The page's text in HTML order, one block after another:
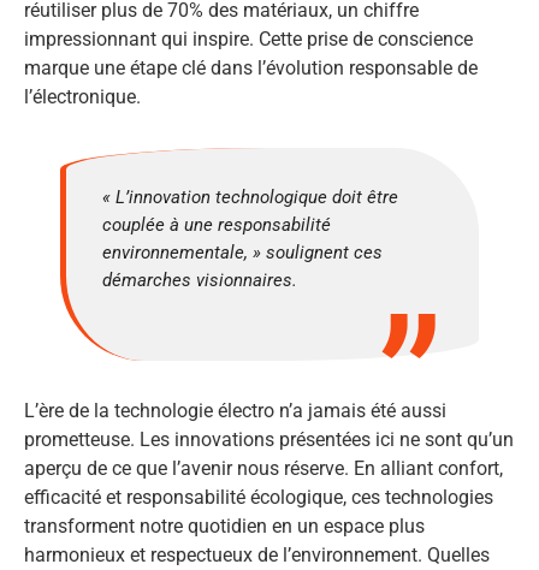
réutiliser plus de 70% des matériaux, un chiffre
impressionnant qui inspire. Cette prise de conscience
marque une étape clé dans l’évolution responsable de
l’électronique.
« L’innovation technologique doit être
couplée à une responsabilité
environnementale, » soulignent ces
démarches visionnaires.
L’ère de la technologie électro n’a jamais été aussi
prometteuse. Les innovations présentées ici ne sont qu’un
aperçu de ce que l’avenir nous réserve. En alliant confort,
efficacité et responsabilité écologique, ces technologies
transforment notre quotidien en un espace plus
harmonieux et respectueux de l’environnement. Quelles